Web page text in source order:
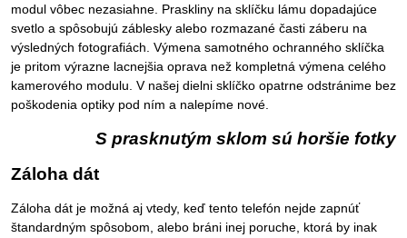
modul vôbec nezasiahne. Praskliny na sklíčku lámu dopadajúce
svetlo a spôsobujú záblesky alebo rozmazané časti záberu na
výsledných fotografiách. Výmena samotného ochranného sklíčka
je pritom výrazne lacnejšia oprava než kompletná výmena celého
kamerového modulu. V našej dielni sklíčko opatrne odstránime bez
poškodenia optiky pod ním a nalepíme nové.
S prasknutým sklom sú horšie fotky
Záloha dát
Záloha dát je možná aj vtedy, keď tento telefón nejde zapnúť
štandardným spôsobom, alebo bráni inej poruche, ktorá by inak